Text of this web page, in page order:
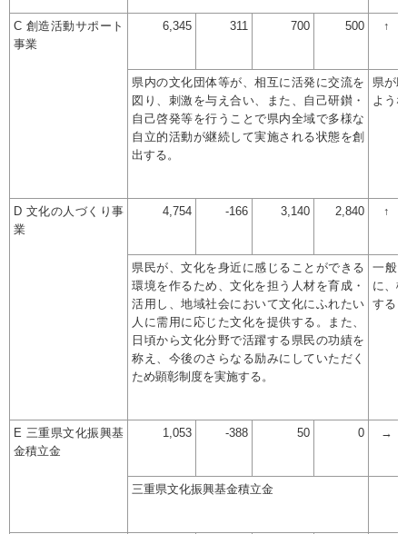
C 創造活動サポート
事業
6,345 311 700 500 ↑
県内の文化団体等が、相互に活発に交流を
図り、刺激を与え合い、また、自己研鑚・
自己啓発等を行うことで県内全域で多様な
自立的活動が継続して実施される状態を創
出する。
県が
よう
D 文化の人づくり事
業
4,754 -166 3,140 2,840 ↑
県民が、文化を身近に感じることができる
環境を作るため、文化を担う人材を育成・
活用し、地域社会において文化にふれたい
人に需用に応じた文化を提供する。また、
日頃から文化分野で活躍する県民の功績を
称え、今後のさらなる励みにしていただく
ため顕彰制度を実施する。
一般
に、
する．
E 三重県文化振興基
金積立金
1,053 -388 50 0 →
三重県文化振興基金積立金